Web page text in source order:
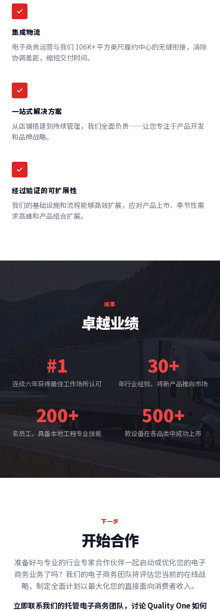
集成物流
电子商务运营与我们 106K+ 平方英尺履约中心的无缝衔接，消除
协调差距，缩短交付时间。
一站式解决方案
从店铺搭建到持续管理，我们全面负责——让您专注于产品开发
和品牌战略。
经过验证的可扩展性
我们的基础设施和流程能够高效扩展，应对产品上市、季节性需
求高峰和产品组合扩展。
成果
卓越业绩
#1
连续六年获得最佳工作场所认可
30+
年行业经验，将新产品推向市场
200+
名员工，具备本地工程专业技能
500+
款设备在各品类中成功上市
下一步
开始合作
准备好与专业的行业专家合作伙伴一起启动或优化您的电子
商务业务了吗？我们的电子商务团队将评估您当前的在线战
略，制定全面计划以最大化您的直接面向消费者收入。
立即联系我们的托管电子商务团队，讨论 Quality One 如何